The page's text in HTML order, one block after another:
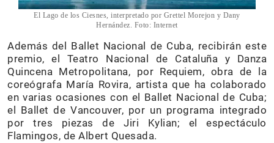
El Lago de los Ciesnes, interpretado por Grettel Morejon y Dany
Hernández. Foto: Internet
Además del Ballet Nacional de Cuba, recibirán este
premio, el Teatro Nacional de Cataluña y Danza
Quincena Metropolitana, por Requiem, obra de la
coreógrafa María Rovira, artista que ha colaborado
en varias ocasiones con el Ballet Nacional de Cuba;
el Ballet de Vancouver, por un programa integrado
por tres piezas de Jiri Kylian; el espectáculo
Flamingos, de Albert Quesada.